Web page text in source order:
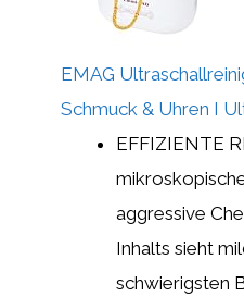
EMAG
Schmuck & Uhren I
EFFIZIENTE
aggressive
Inhalts sieht
schwierigsten